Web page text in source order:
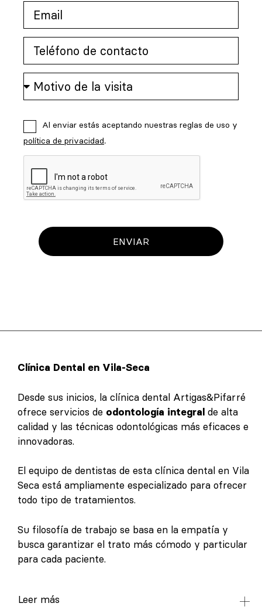
Al enviar estás aceptando nuestras reglas de uso y
política de privacidad.
ENVIAR
Clínica Dental en Vila-Seca
Desde sus inicios, la clínica dental Artigas&Pifarré
ofrece servicios de odontología integral de alta
calidad y las técnicas odontológicas más eficaces e
innovadoras.
El equipo de dentistas de esta clínica dental en Vila
Seca está ampliamente especializado para ofrecer
todo tipo de tratamientos.
Su filosofía de trabajo se basa en la empatía y
busca garantizar el trato más cómodo y particular
para cada paciente.
Leer más